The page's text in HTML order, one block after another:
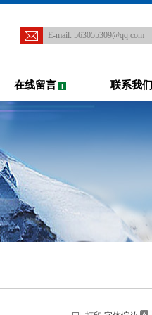
E-mail: 563055309@qq.com
在线留言 联系我们